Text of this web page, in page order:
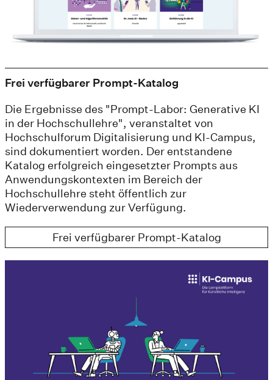
Frei verfügbarer Prompt-Katalog
Die Ergebnisse des "Prompt-Labor: Generative KI
in der Hochschullehre", veranstaltet von
Hochschulforum Digitalisierung und KI-Campus,
sind dokumentiert worden. Der entstandene
Katalog erfolgreich eingesetzter Prompts aus
Anwendungskontexten im Bereich der
Hochschullehre steht öffentlich zur
Wiederverwendung zur Verfügung.
Frei verfügbarer Prompt-Katalog